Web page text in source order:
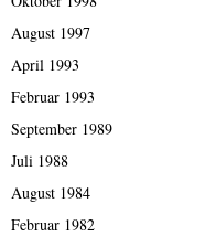
August 1997
April 1993
Februar 1993
September 1989
Juli 1988
August 1984
Februar 1982